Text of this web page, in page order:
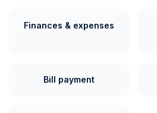
Finances & expenses
Bill payment